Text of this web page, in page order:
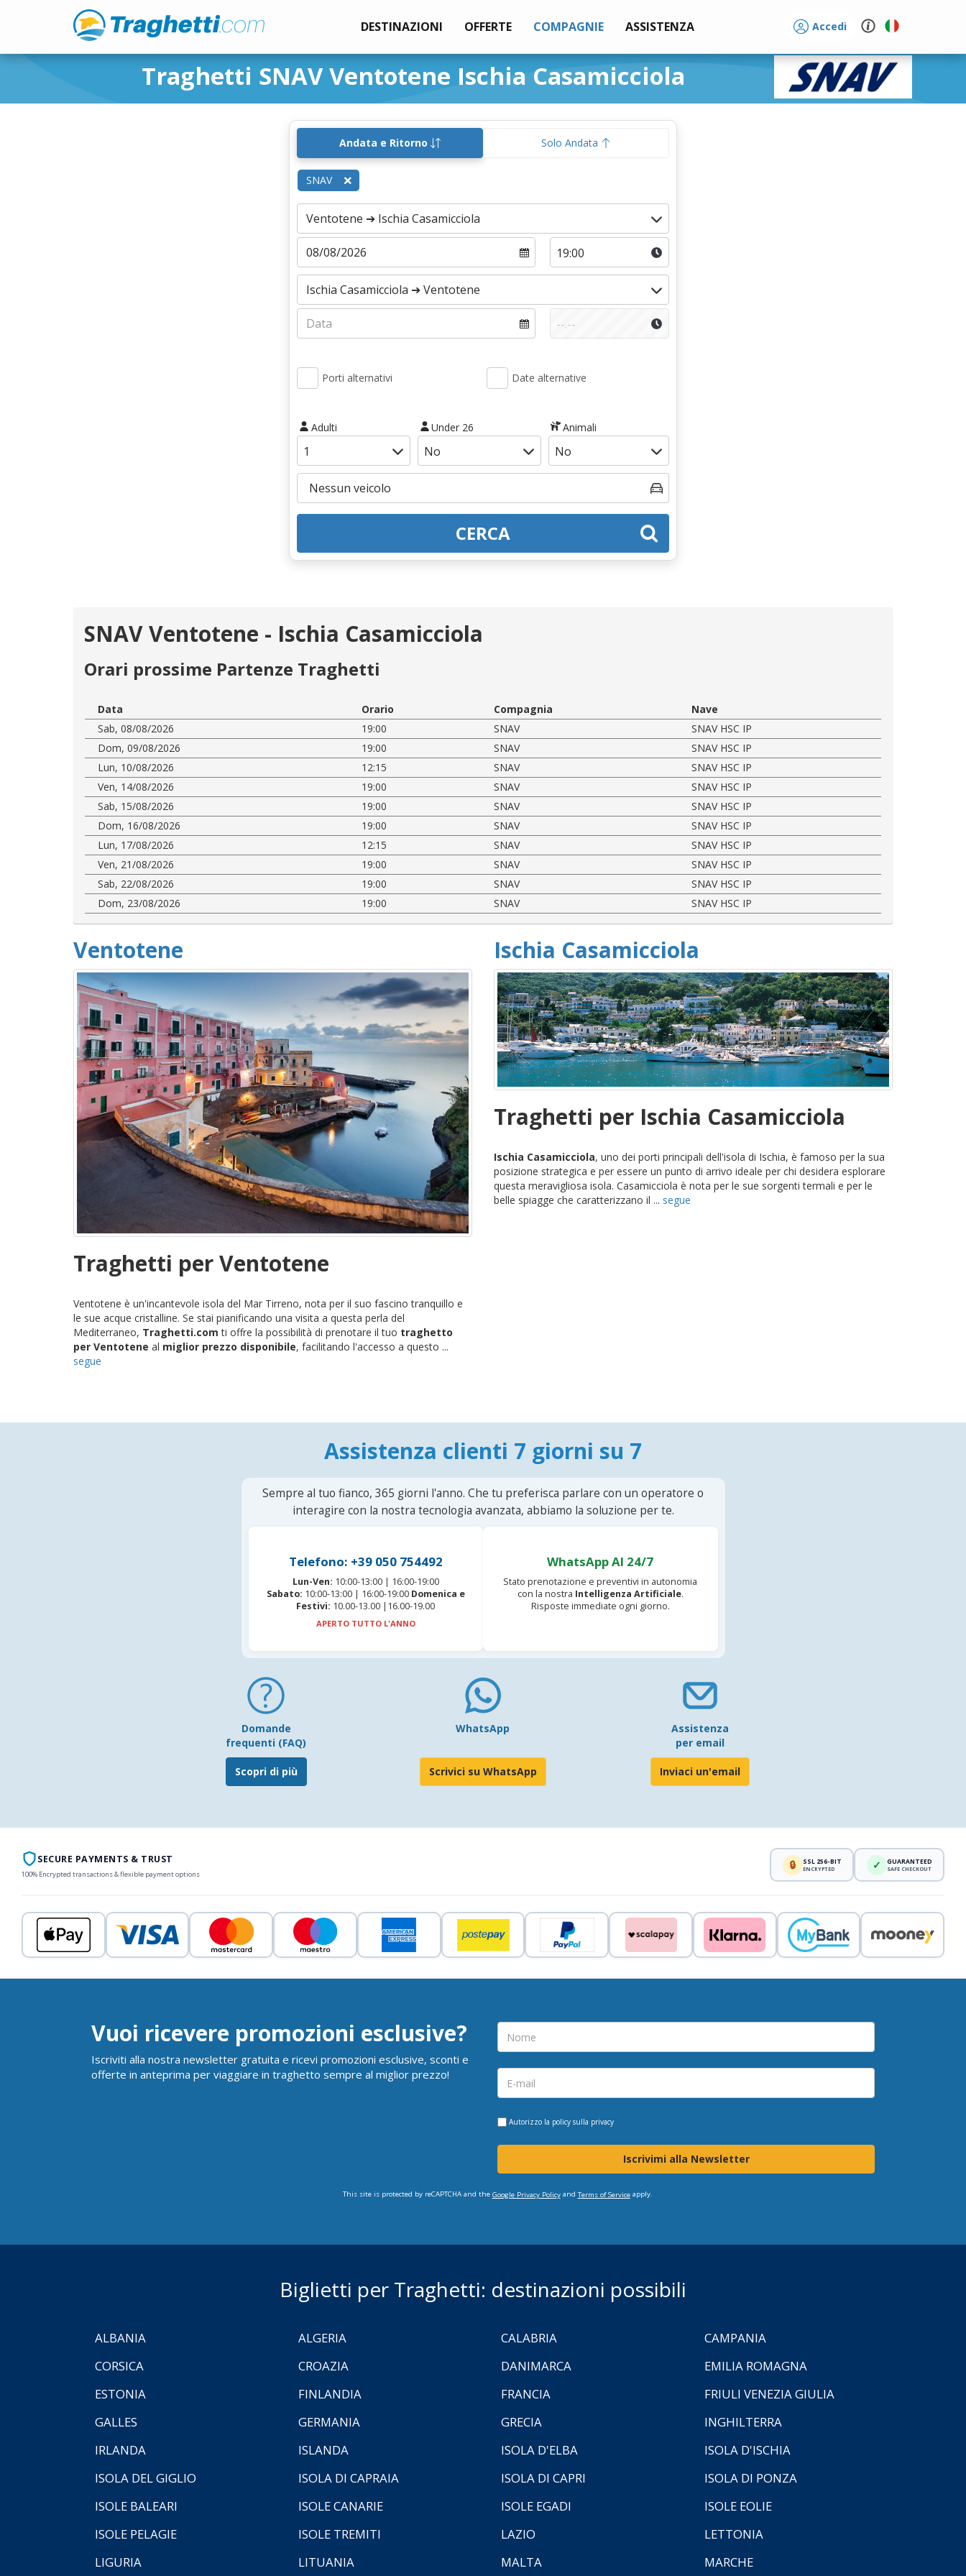
DESTINAZIONI OFFERTE COMPAGNIE ASSISTENZA Accedi
Traghetti SNAV Ventotene Ischia Casamicciola
Andata e Ritorno Solo Andata
SNAV
Porti alternativi Date alternative
Adulti Under 26 Animali
CERCA
SNAV Ventotene - Ischia Casamicciola
Orari prossime Partenze Traghetti
Data Orario Compagnia
Nave
Sab, 08/08/2026
19:00 SNAV
SNAV HSC IP
Dom, 09/08/2026
19:00 SNAV
SNAV HSC IP
Lun, 10/08/2026
12:15 SNAV
SNAV HSC IP
Ven, 14/08/2026
19:00 SNAV
SNAV HSC IP
Sab, 15/08/2026
19:00 SNAV
SNAV HSC IP
Dom, 16/08/2026
19:00 SNAV
SNAV HSC IP
Lun, 17/08/2026
12:15 SNAV
SNAV HSC IP
Ven, 21/08/2026
19:00 SNAV
SNAV HSC IP
Sab, 22/08/2026
19:00 SNAV
SNAV HSC IP
Dom, 23/08/2026
19:00 SNAV SNAV HSC IP
Ventotene
Traghetti per Ventotene
Ventotene è un'incantevole isola del Mar Tirreno, nota per il suo fascino tranquillo e
le sue acque cristalline. Se stai pianificando una visita a questa perla del
Mediterraneo, Traghetti.com ti offre la possibilità di prenotare il tuo traghetto
per Ventotene al miglior prezzo disponibile, facilitando l'accesso a questo ...
segue
Ischia Casamicciola
Traghetti per Ischia Casamicciola
Ischia Casamicciola, uno dei porti principali dell'isola di Ischia, è famoso per la sua
posizione strategica e per essere un punto di arrivo ideale per chi desidera esplorare
questa meravigliosa isola. Casamicciola è nota per le sue sorgenti termali e per le
belle spiagge che caratterizzano il ... segue
Assistenza clienti 7 giorni su 7
Sempre al tuo fianco, 365 giorni l'anno. Che tu preferisca parlare con un operatore o
interagire con la nostra tecnologia avanzata, abbiamo la soluzione per te.
Telefono: +39 050 754492
Lun-Ven: 10:00-13:00 | 16:00-19:00
Sabato: 10:00-13:00 | 16:00-19:00 Domenica e
Festivi: 10.00-13.00 |16.00-19.00
APERTO TUTTO L'ANNO
WhatsApp AI 24/7
Stato prenotazione e preventivi in autonomia
con la nostra Intelligenza Artificiale.
Risposte immediate ogni giorno.
Domande
frequenti (FAQ)
Scopri di più
WhatsApp
Scrivici su WhatsApp
Assistenza
per email
Inviaci un'email
SECURE PAYMENTS & TRUST
100% Encrypted transactions & flexible payment options
🔒 SSL 256-BIT
ENCRYPTED ✓ GUARANTEED
SAFE CHECKOUT
Vuoi ricevere promozioni esclusive?
Iscriviti alla nostra newsletter gratuita e ricevi promozioni esclusive, sconti e
offerte in anteprima per viaggiare in traghetto sempre al miglior prezzo!
Autorizzo la policy sulla privacy
Iscrivimi alla Newsletter
This site is protected by reCAPTCHA and the Google Privacy Policyand Terms of Serviceapply.
Biglietti per Traghetti: destinazioni possibili
ALBANIA ALGERIA CALABRIA
CAMPANIA
CORSICA
CROAZIA DANIMARCA
EMILIA ROMAGNA
ESTONIA
FINLANDIA FRANCIA
FRIULI VENEZIA GIULIA
GALLES
GERMANIA GRECIA
INGHILTERRA
IRLANDA
ISLANDA ISOLA D'ELBA
ISOLA D'ISCHIA
ISOLA DEL GIGLIO
ISOLA DI CAPRAIA ISOLA DI CAPRI
ISOLA DI PONZA
ISOLE BALEARI
ISOLE CANARIE ISOLE EGADI
ISOLE EOLIE
ISOLE PELAGIE
ISOLE TREMITI LAZIO
LETTONIA
LIGURIA
LITUANIA MALTA MARCHE